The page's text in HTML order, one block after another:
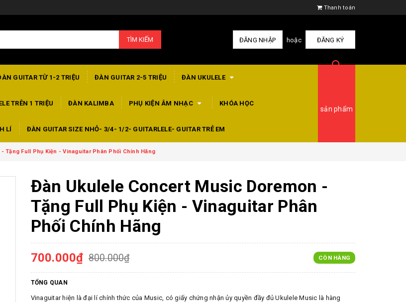
Thanh toán
TÌM KIẾM ĐĂNG NHẬP hoặc ĐĂNG KÝ
GUITAR TỪ 1-2 TRIỆU ĐÀN GUITAR 2-5 TRIỆU ĐÀN UKULELE
TRÊN 1 TRIỆU ĐÀN KALIMBA PHỤ KIỆN ÂM NHẠC KHÓA HỌC
LÍ ĐÀN GUITAR SIZE NHỎ- 3/4- 1/2- GUITARLELE- GUITAR TRẺ EM
sản phẩm
Full Phụ Kiện - Vinaguitar Phân Phối Chính Hãng
Đàn Ukulele Concert Music Doremon -
Tặng Full Phụ Kiện - Vinaguitar Phân
Phối Chính Hãng
700.000₫ 800.000₫ CÒN HÀNG
TỔNG QUAN
Vinaguitar hiện là đại lí chính thức của Music, có giấy chứng nhận ủy quyền đầy đủ Ukulele Music là hàng